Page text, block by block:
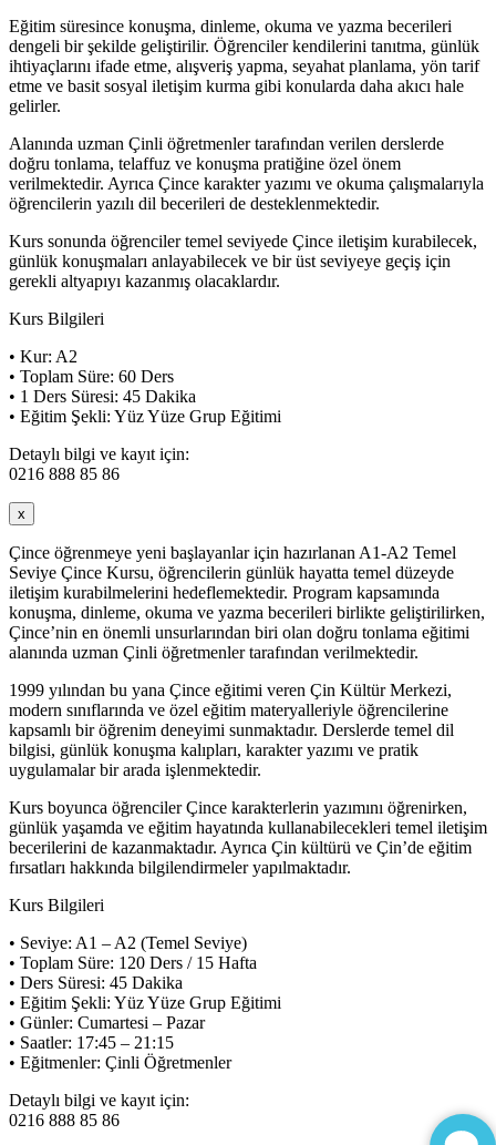
Eğitim süresince konuşma, dinleme, okuma ve yazma becerileri
dengeli bir şekilde geliştirilir. Öğrenciler kendilerini tanıtma, günlük
ihtiyaçlarını ifade etme, alışveriş yapma, seyahat planlama, yön tarif
etme ve basit sosyal iletişim kurma gibi konularda daha akıcı hale
gelirler.
Alanında uzman Çinli öğretmenler tarafından verilen derslerde
doğru tonlama, telaffuz ve konuşma pratiğine özel önem
verilmektedir. Ayrıca Çince karakter yazımı ve okuma çalışmalarıyla
öğrencilerin yazılı dil becerileri de desteklenmektedir.
Kurs sonunda öğrenciler temel seviyede Çince iletişim kurabilecek,
günlük konuşmaları anlayabilecek ve bir üst seviyeye geçiş için
gerekli altyapıyı kazanmış olacaklardır.
Kurs Bilgileri
• Kur: A2
• Toplam Süre: 60 Ders
• 1 Ders Süresi: 45 Dakika
• Eğitim Şekli: Yüz Yüze Grup Eğitimi
Detaylı bilgi ve kayıt için:
0216 888 85 86
x
Çince öğrenmeye yeni başlayanlar için hazırlanan A1-A2 Temel
Seviye Çince Kursu, öğrencilerin günlük hayatta temel düzeyde
iletişim kurabilmelerini hedeflemektedir. Program kapsamında
konuşma, dinleme, okuma ve yazma becerileri birlikte geliştirilirken,
Çince’nin en önemli unsurlarından biri olan doğru tonlama eğitimi
alanında uzman Çinli öğretmenler tarafından verilmektedir.
1999 yılından bu yana Çince eğitimi veren Çin Kültür Merkezi,
modern sınıflarında ve özel eğitim materyalleriyle öğrencilerine
kapsamlı bir öğrenim deneyimi sunmaktadır. Derslerde temel dil
bilgisi, günlük konuşma kalıpları, karakter yazımı ve pratik
uygulamalar bir arada işlenmektedir.
Kurs boyunca öğrenciler Çince karakterlerin yazımını öğrenirken,
günlük yaşamda ve eğitim hayatında kullanabilecekleri temel iletişim
becerilerini de kazanmaktadır. Ayrıca Çin kültürü ve Çin’de eğitim
fırsatları hakkında bilgilendirmeler yapılmaktadır.
Kurs Bilgileri
• Seviye: A1 – A2 (Temel Seviye)
• Toplam Süre: 120 Ders / 15 Hafta
• Ders Süresi: 45 Dakika
• Eğitim Şekli: Yüz Yüze Grup Eğitimi
• Günler: Cumartesi – Pazar
• Saatler: 17:45 – 21:15
• Eğitmenler: Çinli Öğretmenler
Detaylı bilgi ve kayıt için:
0216 888 85 86